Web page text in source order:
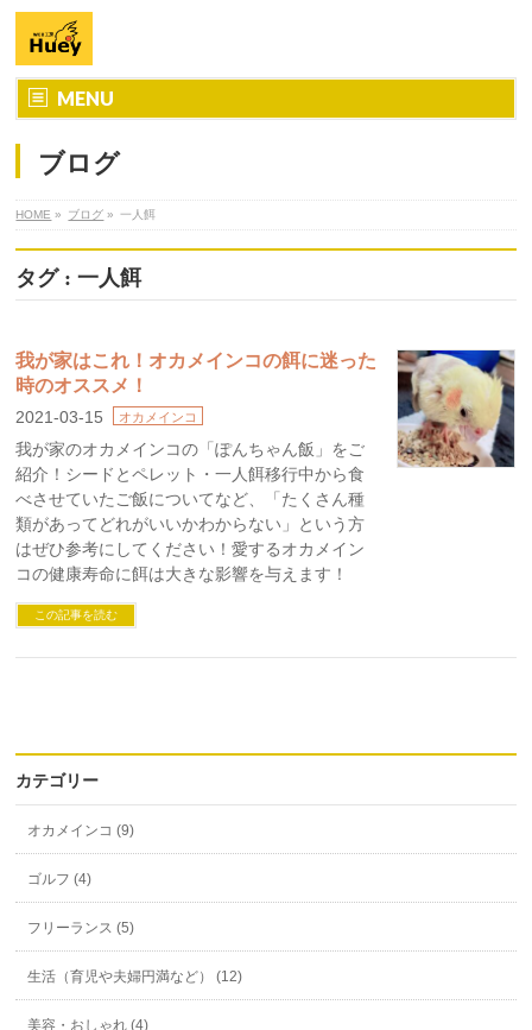
MENU
ブログ
HOME » ブログ » 一人餌
タグ : 一人餌
我が家はこれ！オカメインコの餌に迷った
時のオススメ！
2021-03-15 オカメインコ
我が家のオカメインコの「ぽんちゃん飯」をご
紹介！シードとペレット・一人餌移行中から食
べさせていたご飯についてなど、「たくさん種
類があってどれがいいかわからない」という方
はぜひ参考にしてください！愛するオカメイン
コの健康寿命に餌は大きな影響を与えます！
この記事を読む
カテゴリー
オカメインコ (9)
ゴルフ (4)
フリーランス (5)
生活（育児や夫婦円満など） (12)
美容・おしゃれ (4)